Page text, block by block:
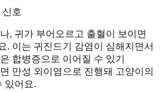
호
, 귀가 부어오르고 출혈이 보이면
. 이는 귀진드기 감염이 심해지면서
합병증으로 이어질 수 있기
만성 외이염으로 진행돼 고양이의
있어요.